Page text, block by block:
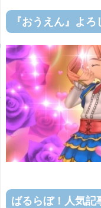
『おうえん』よろ
ばるらぼ！人気記